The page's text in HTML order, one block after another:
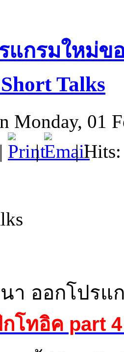
แกรมใหม่ข
Talks
Monday, 01
| | | Hits:
ออกโปรแก
โทอิค part